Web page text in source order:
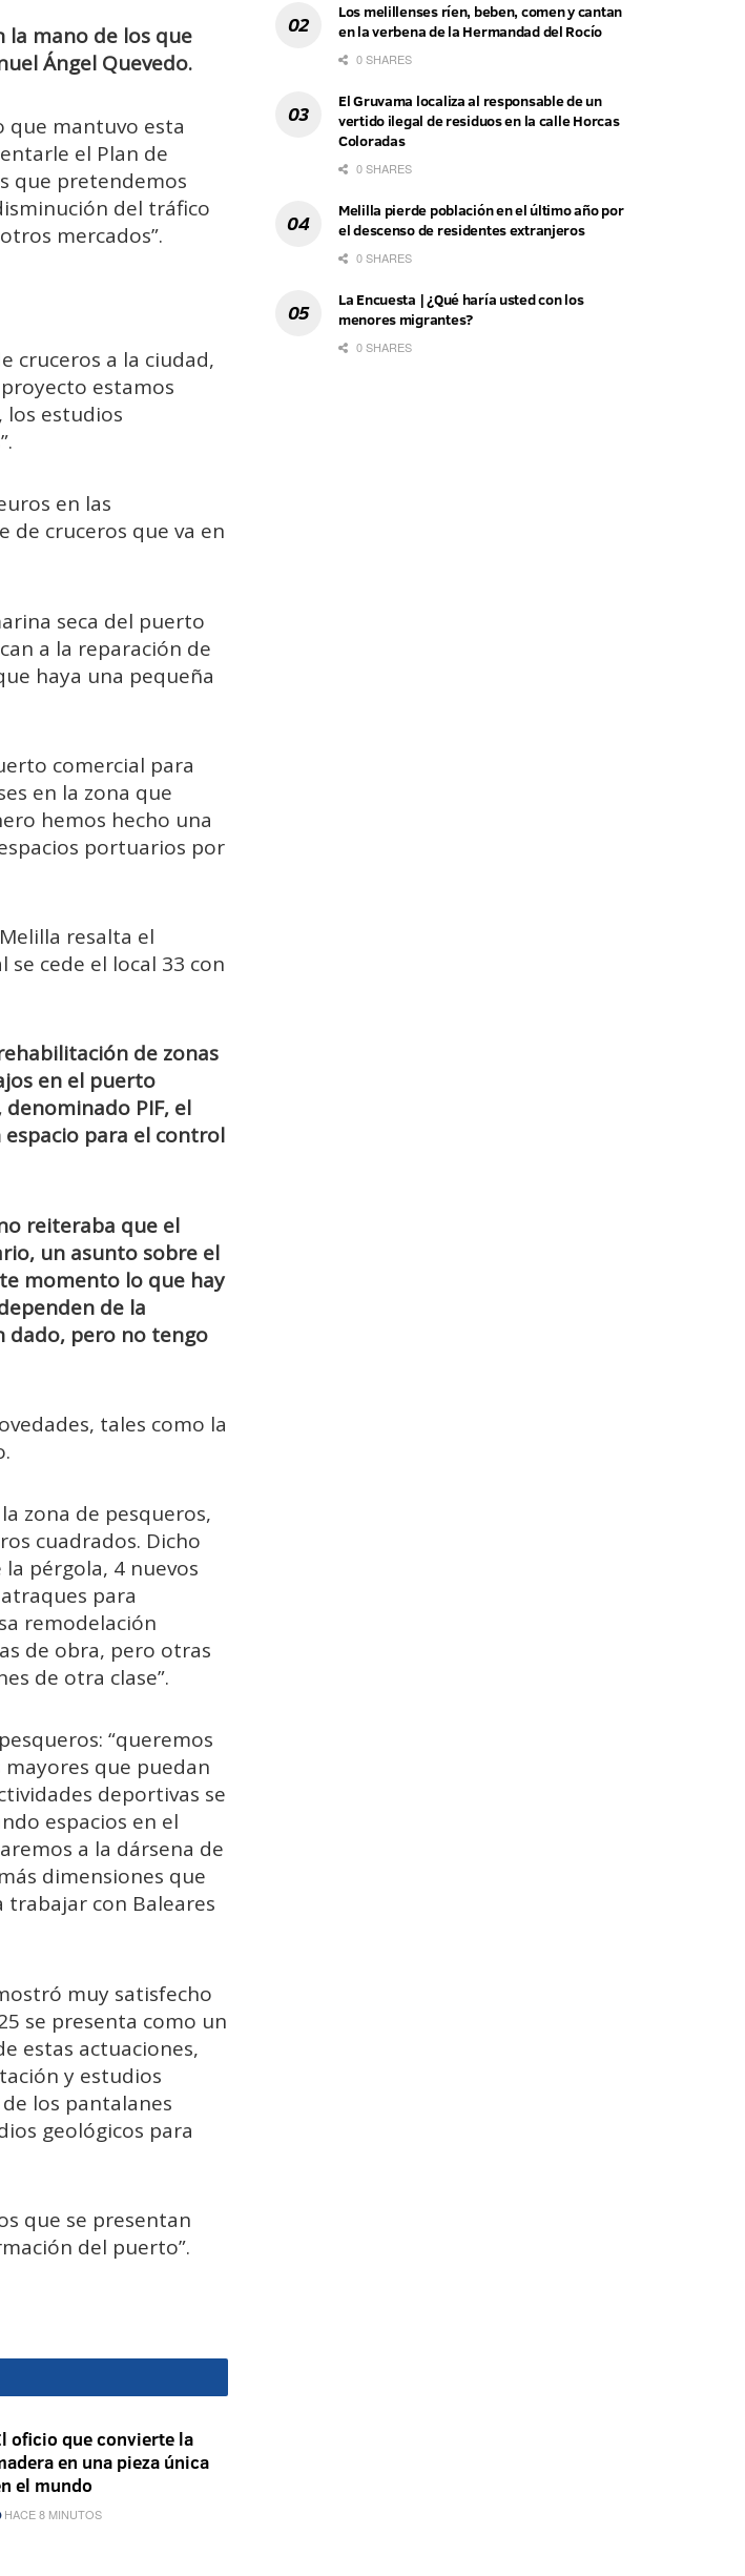
la mano de los que
Ángel Quevedo.
que mantuvo esta
el Plan de
que pretendemos
del tráfico
mercados”.
cruceros a la ciudad,
estamos
estudios
en las
de cruceros que va en
seca del puerto
a la reparación de
haya una pequeña
comercial para
en la zona que
hemos hecho una
portuarios por
resalta el
cede el local 33 con
de zonas
en el puerto
PIF, el
para el control
reiteraba que el
un asunto sobre el
momento lo que hay
de la
dado, pero no tengo
tales como la
zona de pesqueros,
cuadrados. Dicho
pérgola, 4 nuevos
para
remodelación
de obra, pero otras
de otra clase”.
“queremos
que puedan
deportivas se
espacios en el
a la dársena de
dimensiones que
trabajar con Baleares
muy satisfecho
se presenta como un
estas actuaciones,
y estudios
los pantalanes
geológicos para
que se presentan
del puerto”.
oficio que convierte la
en una pieza única
el mundo
HACE 8 MINUTOS
Los melillenses ríen, beben, comen y cantan
en la verbena de la Hermandad del Rocío
0 SHARES
El Gruvama localiza al responsable de un
vertido ilegal de residuos en la calle Horcas
Coloradas
0 SHARES
Melilla pierde población en el último año por
el descenso de residentes extranjeros
0 SHARES
La Encuesta | ¿Qué haría usted con los
menores migrantes?
0 SHARES